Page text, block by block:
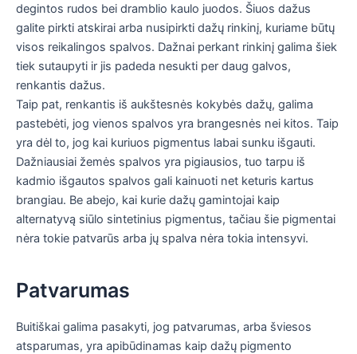
degintos rudos bei dramblio kaulo juodos. Šiuos dažus
galite pirkti atskirai arba nusipirkti dažų rinkinį, kuriame būtų
visos reikalingos spalvos. Dažnai perkant rinkinį galima šiek
tiek sutaupyti ir jis padeda nesukti per daug galvos,
renkantis dažus.
Taip pat, renkantis iš aukštesnės kokybės dažų, galima
pastebėti, jog vienos spalvos yra brangesnės nei kitos. Taip
yra dėl to, jog kai kuriuos pigmentus labai sunku išgauti.
Dažniausiai žemės spalvos yra pigiausios, tuo tarpu iš
kadmio išgautos spalvos gali kainuoti net keturis kartus
brangiau. Be abejo, kai kurie dažų gamintojai kaip
alternatyvą siūlo sintetinius pigmentus, tačiau šie pigmentai
nėra tokie patvarūs arba jų spalva nėra tokia intensyvi.
Patvarumas
Buitiškai galima pasakyti, jog patvarumas, arba šviesos
atsparumas, yra apibūdinamas kaip dažų pigmento